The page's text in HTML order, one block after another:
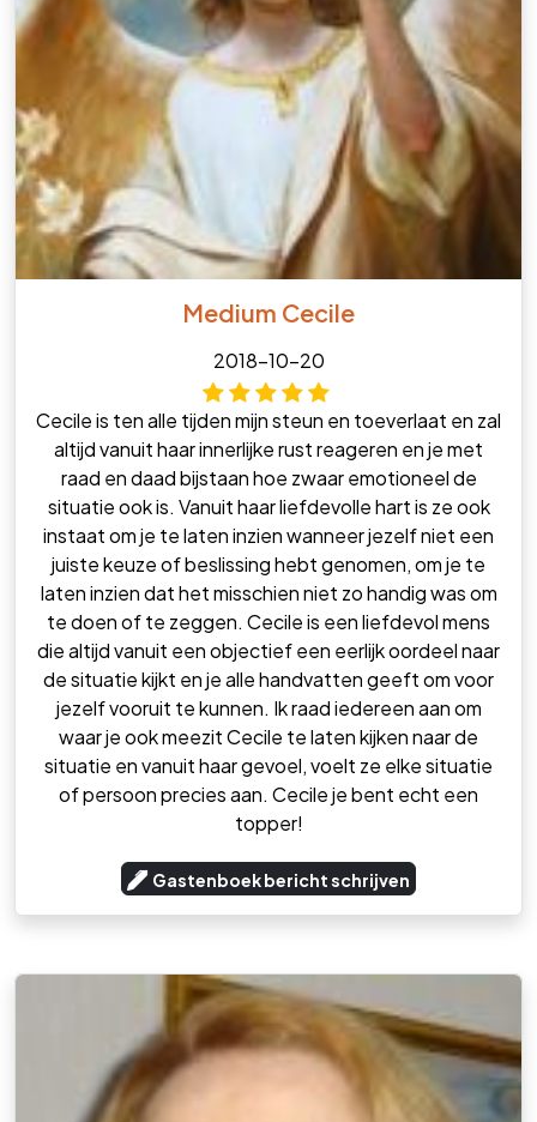
Medium Cecile
2018-10-20
Cecile is ten alle tijden mijn steun en toeverlaat en zal
altijd vanuit haar innerlijke rust reageren en je met
raad en daad bijstaan hoe zwaar emotioneel de
situatie ook is. Vanuit haar liefdevolle hart is ze ook
instaat om je te laten inzien wanneer jezelf niet een
juiste keuze of beslissing hebt genomen, om je te
laten inzien dat het misschien niet zo handig was om
te doen of te zeggen. Cecile is een liefdevol mens
die altijd vanuit een objectief een eerlijk oordeel naar
de situatie kijkt en je alle handvatten geeft om voor
jezelf vooruit te kunnen. Ik raad iedereen aan om
waar je ook meezit Cecile te laten kijken naar de
situatie en vanuit haar gevoel, voelt ze elke situatie
of persoon precies aan. Cecile je bent echt een
topper!
Gastenboek bericht schrijven